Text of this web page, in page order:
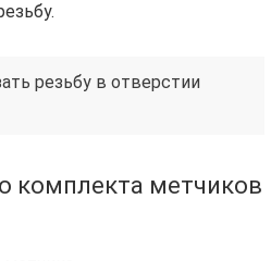
резьбу в отверстии
комплекта метчиков